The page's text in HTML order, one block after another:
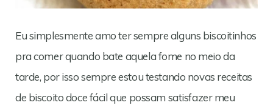
Eu simplesmente amo ter sempre alguns biscoitinhos
pra comer quando bate aquela fome no meio da
tarde, por isso sempre estou testando novas receitas
de biscoito doce fácil que possam satisfazer meu